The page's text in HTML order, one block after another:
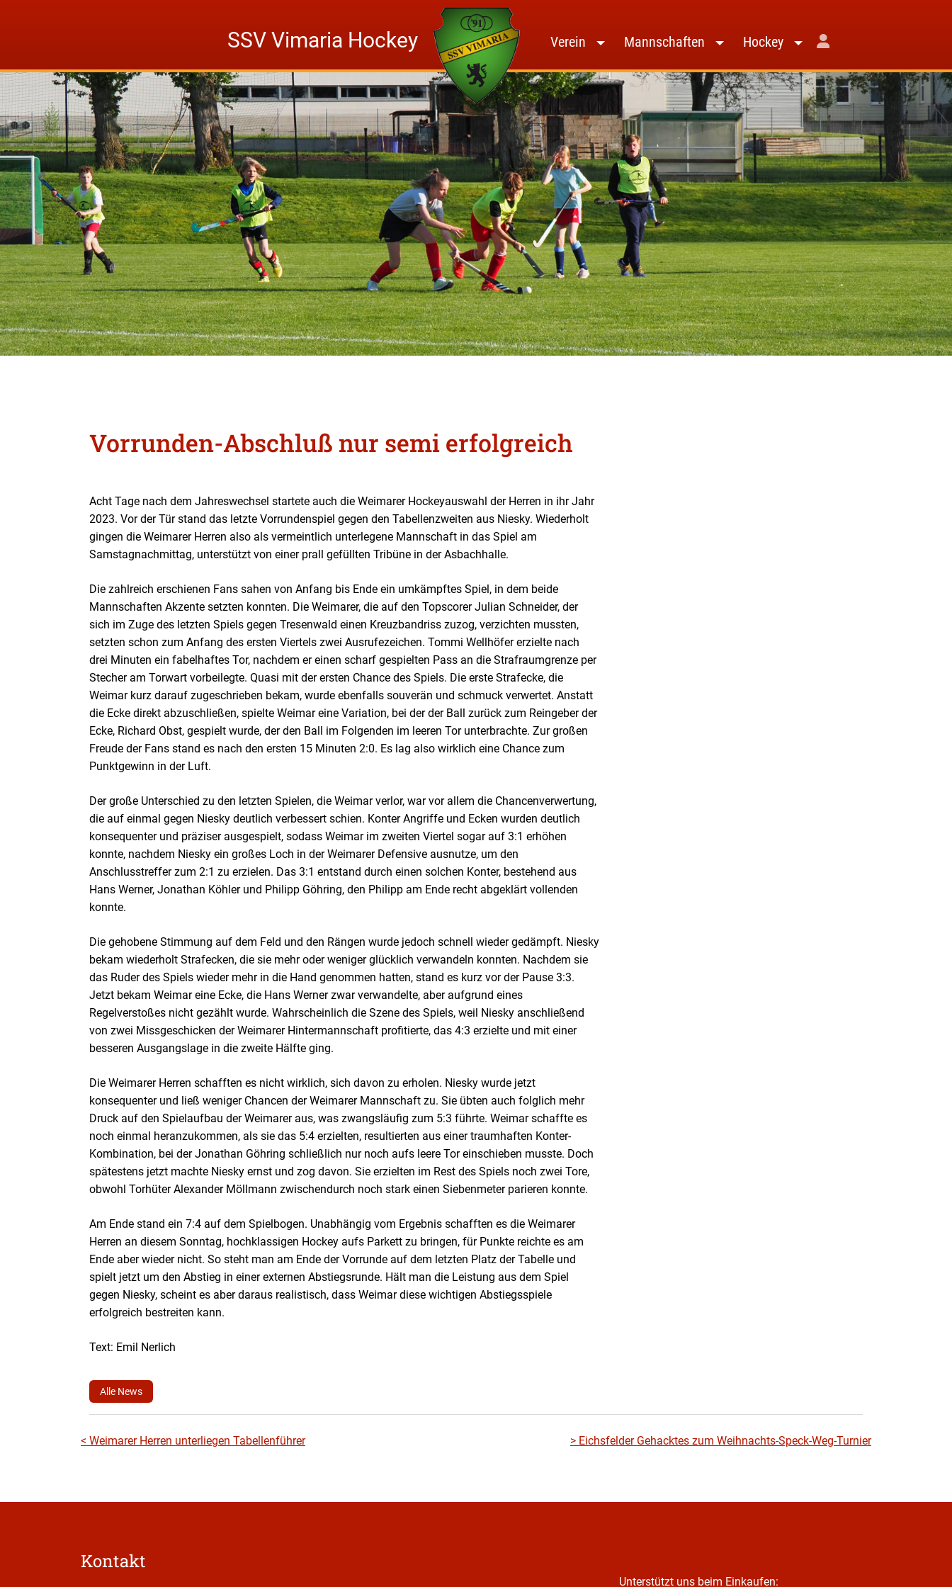
SSV Vimaria Hockey Home Verein Mannschaften Hockey
Vorrunden-Abschluß nur semi erfolgreich
Acht Tage nach dem Jahreswechsel startete auch die Weimarer Hockeyauswahl der Herren in ihr Jahr
2023. Vor der Tür stand das letzte Vorrundenspiel gegen den Tabellenzweiten aus Niesky. Wiederholt
gingen die Weimarer Herren also als vermeintlich unterlegene Mannschaft in das Spiel am
Samstagnachmittag, unterstützt von einer prall gefüllten Tribüne in der Asbachhalle.
Die zahlreich erschienen Fans sahen von Anfang bis Ende ein umkämpftes Spiel, in dem beide
Mannschaften Akzente setzten konnten. Die Weimarer, die auf den Topscorer Julian Schneider, der
sich im Zuge des letzten Spiels gegen Tresenwald einen Kreuzbandriss zuzog, verzichten mussten,
setzten schon zum Anfang des ersten Viertels zwei Ausrufezeichen. Tommi Wellhöfer erzielte nach
drei Minuten ein fabelhaftes Tor, nachdem er einen scharf gespielten Pass an die Strafraumgrenze per
Stecher am Torwart vorbeilegte. Quasi mit der ersten Chance des Spiels. Die erste Strafecke, die
Weimar kurz darauf zugeschrieben bekam, wurde ebenfalls souverän und schmuck verwertet. Anstatt
die Ecke direkt abzuschließen, spielte Weimar eine Variation, bei der der Ball zurück zum Reingeber der
Ecke, Richard Obst, gespielt wurde, der den Ball im Folgenden im leeren Tor unterbrachte. Zur großen
Freude der Fans stand es nach den ersten 15 Minuten 2:0. Es lag also wirklich eine Chance zum
Punktgewinn in der Luft.
Der große Unterschied zu den letzten Spielen, die Weimar verlor, war vor allem die Chancenverwertung,
die auf einmal gegen Niesky deutlich verbessert schien. Konter Angriffe und Ecken wurden deutlich
konsequenter und präziser ausgespielt, sodass Weimar im zweiten Viertel sogar auf 3:1 erhöhen
konnte, nachdem Niesky ein großes Loch in der Weimarer Defensive ausnutze, um den
Anschlusstreffer zum 2:1 zu erzielen. Das 3:1 entstand durch einen solchen Konter, bestehend aus
Hans Werner, Jonathan Köhler und Philipp Göhring, den Philipp am Ende recht abgeklärt vollenden
konnte.
Die gehobene Stimmung auf dem Feld und den Rängen wurde jedoch schnell wieder gedämpft. Niesky
bekam wiederholt Strafecken, die sie mehr oder weniger glücklich verwandeln konnten. Nachdem sie
das Ruder des Spiels wieder mehr in die Hand genommen hatten, stand es kurz vor der Pause 3:3.
Jetzt bekam Weimar eine Ecke, die Hans Werner zwar verwandelte, aber aufgrund eines
Regelverstoßes nicht gezählt wurde. Wahrscheinlich die Szene des Spiels, weil Niesky anschließend
von zwei Missgeschicken der Weimarer Hintermannschaft profitierte, das 4:3 erzielte und mit einer
besseren Ausgangslage in die zweite Hälfte ging.
Die Weimarer Herren schafften es nicht wirklich, sich davon zu erholen. Niesky wurde jetzt
konsequenter und ließ weniger Chancen der Weimarer Mannschaft zu. Sie übten auch folglich mehr
Druck auf den Spielaufbau der Weimarer aus, was zwangsläufig zum 5:3 führte. Weimar schaffte es
noch einmal heranzukommen, als sie das 5:4 erzielten, resultierten aus einer traumhaften Konter-
Kombination, bei der Jonathan Göhring schließlich nur noch aufs leere Tor einschieben musste. Doch
spätestens jetzt machte Niesky ernst und zog davon. Sie erzielten im Rest des Spiels noch zwei Tore,
obwohl Torhüter Alexander Möllmann zwischendurch noch stark einen Siebenmeter parieren konnte.
Am Ende stand ein 7:4 auf dem Spielbogen. Unabhängig vom Ergebnis schafften es die Weimarer
Herren an diesem Sonntag, hochklassigen Hockey aufs Parkett zu bringen, für Punkte reichte es am
Ende aber wieder nicht. So steht man am Ende der Vorrunde auf dem letzten Platz der Tabelle und
spielt jetzt um den Abstieg in einer externen Abstiegsrunde. Hält man die Leistung aus dem Spiel
gegen Niesky, scheint es aber daraus realistisch, dass Weimar diese wichtigen Abstiegsspiele
erfolgreich bestreiten kann.
Text: Emil Nerlich
Alle News
Beitragsnavigation
< Weimarer Herren unterliegen Tabellenführer > Eichsfelder Gehacktes zum Weihnachts-Speck-Weg-Turnier
Kontakt
Unterstützt uns beim Einkaufen: